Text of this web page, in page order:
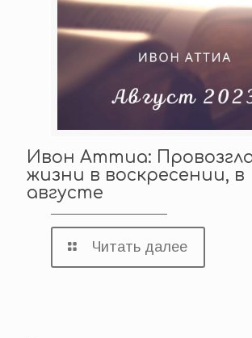
Ивон Аттиа:
жизни в воскресении, в
августе
Читать далее